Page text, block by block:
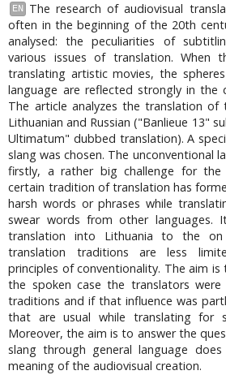
EN
The research of audiovisual
often in the beginning of the 20th
analysed: the peculiarities of
various issues of translation. When
translating artistic movies, the
language are reflected strongly in the
The article analyzes the translation of
Lithuanian and Russian ("Banlieue 13"
Ultimatum" dubbed translation). A
slang was chosen. The unconventional
firstly, a rather big challenge for the
certain tradition of translation has
harsh words or phrases while
swear words from other languages.
translation into Lithuania to the on
translation traditions are less
principles of conventionality. The aim
the spoken case the translators
traditions and if that influence was
that are usual while translating for
Moreover, the aim is to answer the
slang through general language
meaning of the audiovisual creation.